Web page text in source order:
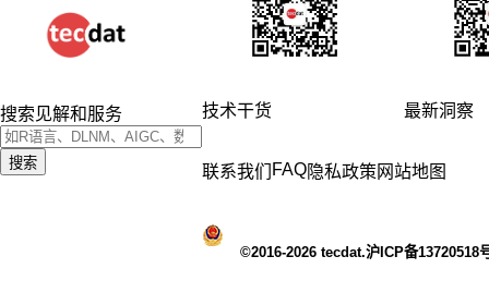
搜索见解和服务
搜索
技术干货 最新洞察
联系我们 FAQ隐私政策 网站地图
©2016-2026 tecdat.沪ICP备13720518